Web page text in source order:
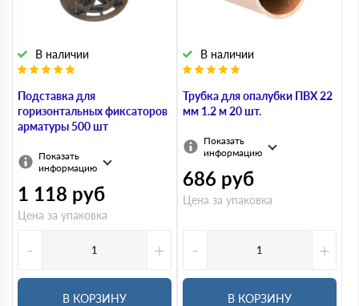
Подставка для
горизонтальных фиксаторов
арматуры 500 шт
В наличии
Показать
информацию
1 118 руб
Цена за упаковка
- +
В КОРЗИНУ
Трубка для опалубки ПВХ 22
мм 1.2 м 20 шт.
В наличии
Показать
информацию
686 руб
Цена за упаковка
- +
В КОРЗИНУ